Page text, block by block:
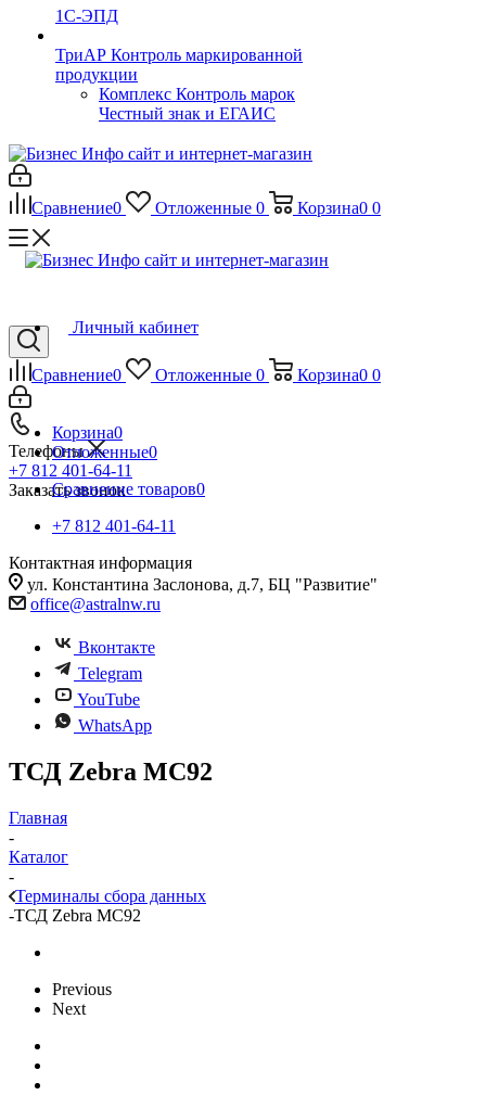
1С-ЭПД
ТриАР Контроль маркированной
продукции
Комплекс Контроль марок
Честный знак и ЕГАИС
Сравнение0 Отложенные 0 Корзина0 0
Сравнение0 Отложенные 0 Корзина0 0
Телефоны
+7 812 401-64-11
Заказать звонок
Личный кабинет
Корзина0
Отложенные0
Сравнение товаров0
+7 812 401-64-11
Контактная информация
ул. Константина Заслонова, д.7, БЦ "Развитие"
office@astralnw.ru
Вконтакте
Telegram
YouTube
WhatsApp
ТСД Zebra MC92
Главная
-
Каталог
-
Терминалы сбора данных
-ТСД Zebra MC92
Previous
Next